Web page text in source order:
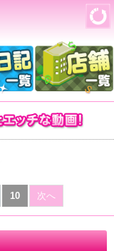
10 次へ